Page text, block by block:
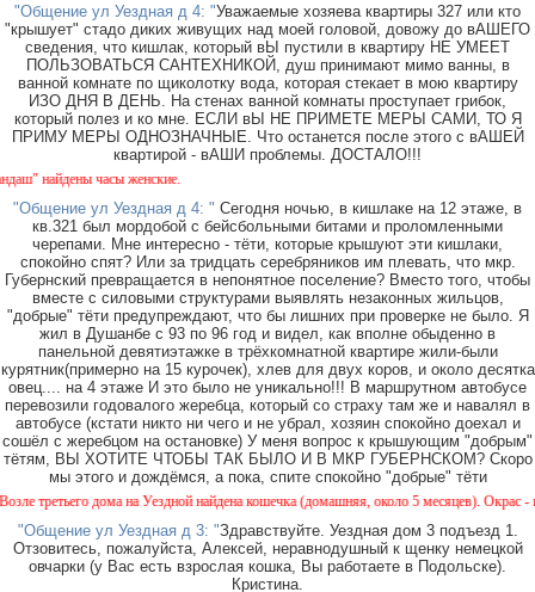
"Общение ул Уездная д 4: "Уважаемые хозяева квартиры 327 или кто
"крышует" стадо диких живущих над моей головой, довожу до вАШЕГО
сведения, что кишлак, который вЫ пустили в квартиру НЕ УМЕЕТ
ПОЛЬЗОВАТЬСЯ САНТЕХНИКОЙ, душ принимают мимо ванны, в
ванной комнате по щиколотку вода, которая стекает в мою квартиру
ИЗО ДНЯ В ДЕНЬ. На стенах ванной комнаты проступает грибок,
который полез и ко мне. ЕСЛИ вЫ НЕ ПРИМЕТЕ МЕРЫ САМИ, ТО Я
ПРИМУ МЕРЫ ОДНОЗНАЧНЫЕ. Что останется после этого с вАШЕЙ
квартирой - вАШИ проблемы. ДОСТАЛО!!!
найдены часы женские.
"Общение ул Уездная д 4: " Сегодня ночью, в кишлаке на 12 этаже, в
кв.321 был мордобой с бейсбольными битами и проломленными
черепами. Мне интересно - тёти, которые крышуют эти кишлаки,
спокойно спят? Или за тридцать серебряников им плевать, что мкр.
Губернский превращается в непонятное поселение? Вместо того, чтобы
вместе с силовыми структурами выявлять незаконных жильцов,
"добрые" тёти предупреждают, что бы лишних при проверке не было. Я
жил в Душанбе с 93 по 96 год и видел, как вполне обыденно в
панельной девятиэтажке в трёхкомнатной квартире жили-были
курятник(примерно на 15 курочек), хлев для двух коров, и около десятка
овец.... на 4 этаже И это было не уникально!!! В маршрутном автобусе
перевозили годовалого жеребца, который со страху там же и навалял в
автобусе (кстати никто ни чего и не убрал, хозяин спокойно доехал и
сошёл с жеребцом на остановке) У меня вопрос к крышующим "добрым"
тётям, ВЫ ХОТИТЕ ЧТОБЫ ТАК БЫЛО И В МКР ГУБЕРНСКОМ? Скоро
мы этого и дождёмся, а пока, спите спокойно "добрые" тёти
дома на Уездной найдена кошечка (домашняя, около 5 месяцев). Окрас -
"Общение ул Уездная д 3: "Здравствуйте. Уездная дом 3 подъезд 1.
Отзовитесь, пожалуйста, Алексей, неравнодушный к щенку немецкой
овчарки (у Вас есть взрослая кошка, Вы работаете в Подольске).
Кристина.